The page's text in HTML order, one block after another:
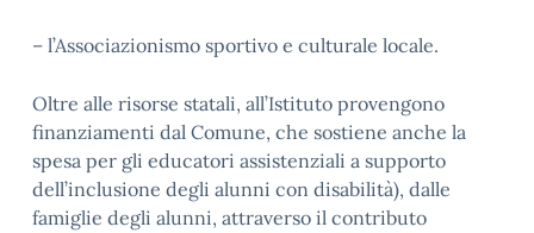
– l’Associazionismo sportivo e culturale locale.
Oltre alle risorse statali, all’Istituto provengono
finanziamenti dal Comune, che sostiene anche la
spesa per gli educatori assistenziali a supporto
dell’inclusione degli alunni con disabilità), dalle
famiglie degli alunni, attraverso il contributo